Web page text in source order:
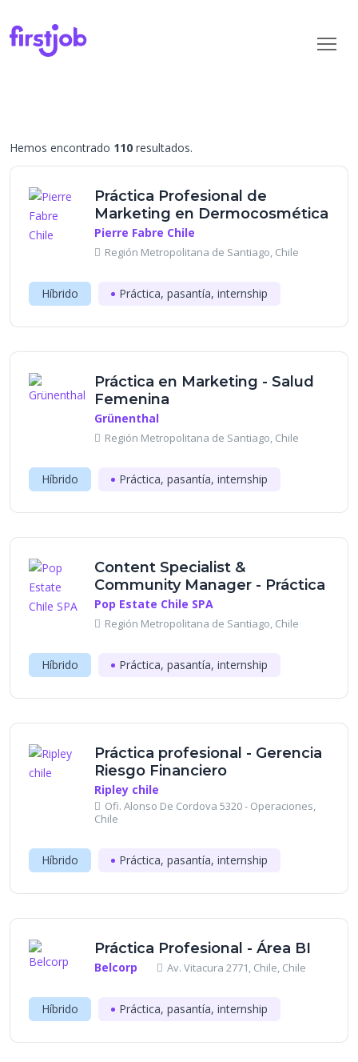
Hemos encontrado 110 resultados.
Práctica Profesional de
Marketing en Dermocosmética
Pierre Fabre Chile
Región Metropolitana de Santiago, Chile
Híbrido Práctica, pasantía, internship
Práctica en Marketing - Salud
Femenina
Grünenthal
Región Metropolitana de Santiago, Chile
Híbrido Práctica, pasantía, internship
Content Specialist &
Community Manager - Práctica
Pop Estate Chile SPA
Región Metropolitana de Santiago, Chile
Híbrido Práctica, pasantía, internship
Práctica profesional - Gerencia
Riesgo Financiero
Ripley chile
Ofi. Alonso De Cordova 5320 - Operaciones,
Chile
Híbrido Práctica, pasantía, internship
Práctica Profesional - Área BI
Belcorp Av. Vitacura 2771, Chile, Chile
Híbrido Práctica, pasantía, internship